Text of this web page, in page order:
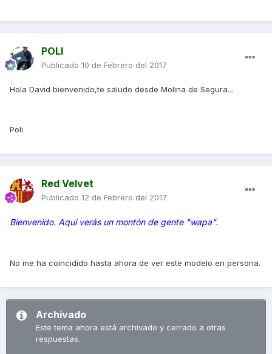
POLI
Publicado 10 de Febrero del 2017
Hola David bienvenido,te saludo desde Molina de Segura...
Poli
Red Velvet
Publicado 12 de Febrero del 2017
Bienvenido. Aquí verás un montón de gente "wapa".
No me ha coincidido hasta ahora de ver este modelo en persona.
Archivado
Este tema ahora está archivado y cerrado a otras
respuestas.